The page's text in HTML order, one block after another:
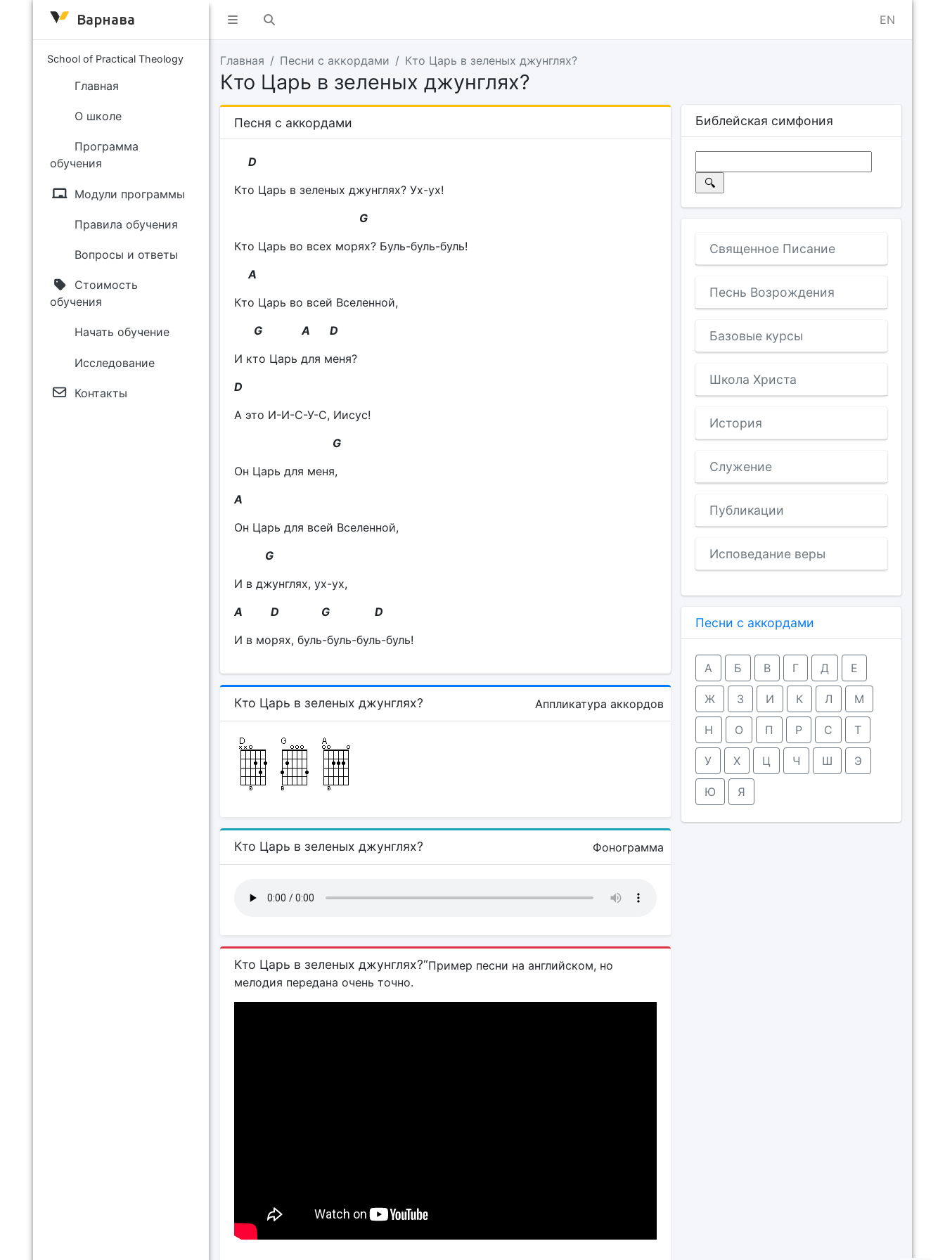
EN
Варнава
School of Practical Theology
Главная
О школе
Программа
обучения
Модули программы
Правила обучения
Вопросы и ответы
Стоимость
обучения
Начать обучение
Исследование
Контакты
Главная Песни с аккордами Кто Царь в зеленых джунглях?
Кто Царь в зеленых джунглях?
Песня с аккордами
D
Кто Царь в зеленых джунглях? Ух-ух!
G
Кто Царь во всех морях? Буль-буль-буль!
A
Кто Царь во всей Вселенной,
G A D
И кто Царь для меня?
D
А это И-И-С-У-С, Иисус!
G
Он Царь для меня,
A
Он Царь для всей Вселенной,
G
И в джунглях, ух-ух,
A D G D
И в морях, буль-буль-буль-буль!
Кто Царь в зеленых джунглях? Аппликатура аккордов
Кто Царь в зеленых джунглях? Фонограмма
Кто Царь в зеленых джунглях?“Пример песни на английском, но
мелодия передана очень точно.
Библейская симфония
Священное Писание
Песнь Возрождения
Базовые курсы
Школа Христа
История
Служение
Публикации
Исповедание веры
Песни с аккордами
А Б В Г Д Е
Ж З И К Л М
Н О П Р С Т
У Х Ц Ч Ш Э
Ю Я